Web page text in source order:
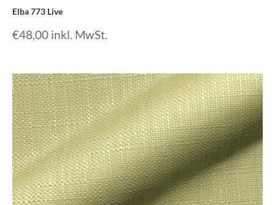
Elba 773 Live
€48,00 inkl. MwSt.